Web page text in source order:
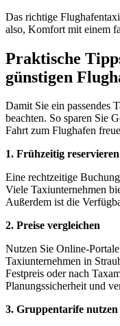
Das richtige
also, Komfort mit einem
Praktische
günstigen
Damit Sie ein passendes
beachten. So sparen Sie
Fahrt zum Flughafen
1. Frühzeitig reservieren
Eine rechtzeitige
Viele Taxiunternehmen
Außerdem ist die
2. Preise vergleichen
Nutzen Sie Online-
Taxiunternehmen in
Festpreis oder nach
Planungssicherheit und
3. Gruppentarife nutzen